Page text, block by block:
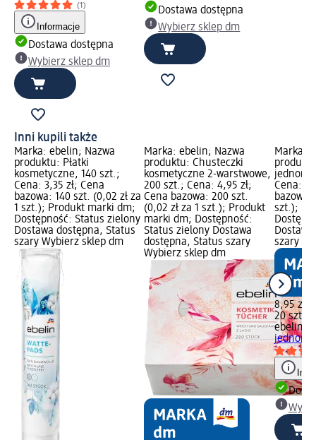
(1)
Informacje
Dostawa dostępna
Wybierz sklep dm
Dostawa dostępna
Wybierz sklep dm
Inni kupili także
Marka: ebelin; Nazwa
produktu: Płatki
kosmetyczne, 140 szt.;
Cena: 3,35 zł; Cena
bazowa: 140 szt. (0,02 zł za
1 szt.); Produkt marki dm;
Dostępność: Status zielony
Dostawa dostępna, Status
szary Wybierz sklep dm
Marka: ebelin; Nazwa
produktu: Chusteczki
kosmetyczne 2-warstwowe,
200 szt.; Cena: 4,95 zł;
Cena bazowa: 200 szt.
(0,02 zł za 1 szt.); Produkt
marki dm; Dostępność:
Status zielony Dostawa
dostępna, Status szary
Wybierz sklep dm
Marka:
Cena:
bazowa:
szt.);
szary
8,95 zł
20 szt.
ebelin